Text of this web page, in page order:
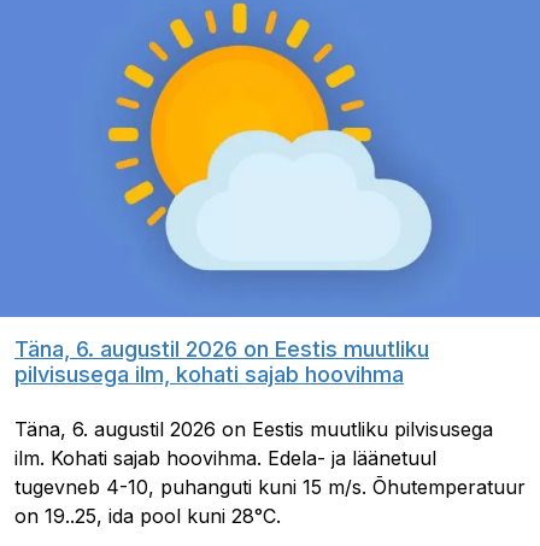
Täna, 6. augustil 2026 on Eestis muutliku
pilvisusega ilm, kohati sajab hoovihma
Täna, 6. augustil 2026 on Eestis muutliku pilvisusega
ilm. Kohati sajab hoovihma. Edela- ja läänetuul
tugevneb 4-10, puhanguti kuni 15 m/s. Õhutemperatuur
on 19..25, ida pool kuni 28°C.